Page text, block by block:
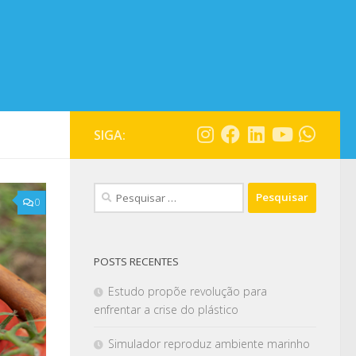
0
SIGA:
POSTS RECENTES
Estudo propõe revolução para
enfrentar a crise do plástico
Simulador reproduz ambiente marinho